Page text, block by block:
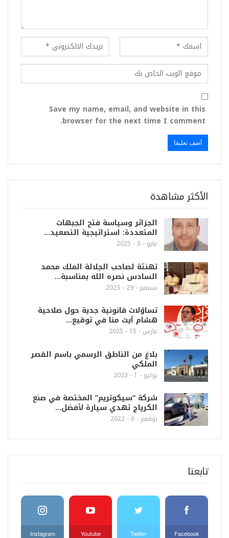
Save my name, email, and website in this
browser for the next time I comment.
الأكثر مشاهدة
الجزائر وسياسة فتح الجبهات
المتعددة: استراتيجية التصعيد…
مايو - 3 - 2025
تهنئة لصاحب الجلالة الملك محمد
السادس نصره الله بمناسبة…
سبتمبر - 29 - 2023
تساؤلات قانونية جدية حول صلاحية
هشام آيت منا في توقيع…
مارس - 15 - 2025
بلاغ من الناطق الرسمي باسم القصر
الملكي
يوليو - 1 - 2023
شركة “سيكوتريم” المختصة في صنع
الكرياج تهدي سيارة لأفضل…
نوفمبر - 6 - 2022
تابعنا
Facebook
Twitter
Youtube
Instagram